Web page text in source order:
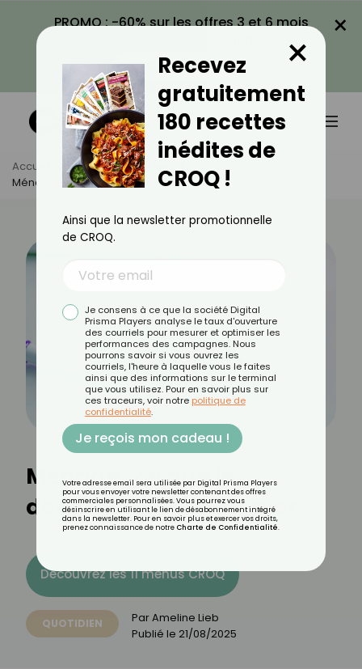
PROMO : -60% sur les offres 3 et 6 mois
VOIR LA PROMO
×
Accueil Actus
Quotidien
Ménage : Ce Que Le Dentifrice Peut Nettoyer
Ménage : ce que le
dentifrice peut nettoyer
Découvrez les 11 menus CROQ
QUOTIDIEN ParAmeline Lieb
Publié le 21/08/2025
Recevez
gratuitement
180 recettes
inédites de
CROQ !
×
Ainsi que la newsletter promotionnelle
de CROQ.
Je consens à ce que la société Digital
Prisma Players analyse le taux d'ouverture
des courriels pour mesurer et optimiser les
performances des campagnes. Nous
pourrons savoir si vous ouvrez les
courriels, l'heure à laquelle vous le faites
ainsi que des informations sur le terminal
que vous utilisez. Pour en savoir plus sur
ces traceurs, voir notre politique de
confidentialité.
Je reçois mon cadeau !
Votre adresse email sera utilisée par Digital Prisma Players
pour vous envoyer votre newsletter contenant des offres
commerciales personnalisées. Vous pourrez vous
désinscrire en utilisant le lien de désabonnement intégré
dans la newsletter. Pour en savoir plus et exercer vos droits,
prenez connaissance de notre Charte de Confidentialité.